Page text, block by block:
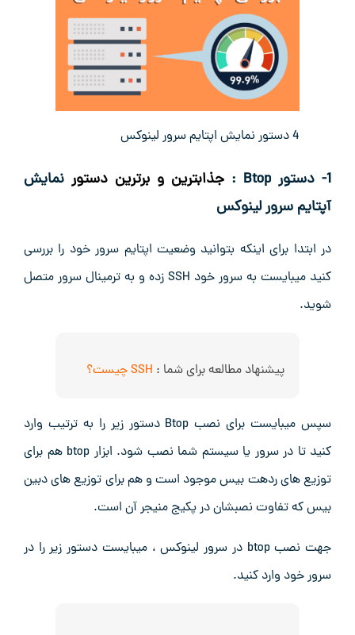
4 دستور نمایش اپتایم سرور لینوکس
1- دستور Btop : جذابترین و برترین دستور نمایش
آپتایم سرور لینوکس
در ابتدا برای اینکه بتوانید وضعیت اپتایم سرور خود را بررسی
کنید میبایست به سرور خود SSH زده و به ترمینال سرور متصل
شوید.
پیشنهاد مطالعه برای شما : SSH چیست؟
سپس میبایست برای نصب Btop دستور زیر را به ترتیب وارد
کنید تا در سرور یا سیستم شما نصب شود. ابزار btop هم برای
توزیع های ردهت بیس موجود است و هم برای توزیع های دبین
بیس که تفاوت نصبشان در پکیج منیجر آن است.
جهت نصب btop در سرور لینوکس ، میبایست دستور زیر را در
سرور خود وارد کنید.